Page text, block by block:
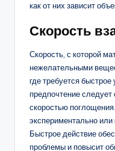
как от них зависит
Скорость
Скорость, с которой
нежелательными
где требуется быстрое
предпочтение
скоростью
экспериментально
Быстрое действие
проблемы и повысит